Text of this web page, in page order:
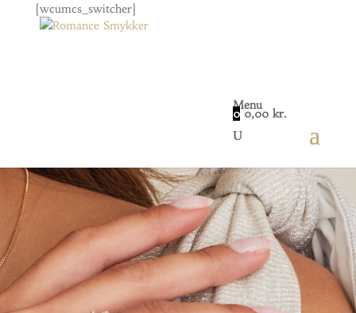
[wcumcs_switcher]
Menu
0 0,00kr.
Levering 3-5 hverdage
Altid 14 dages fuld returret
GRATIS fragt med GLS til pakkeshoppen